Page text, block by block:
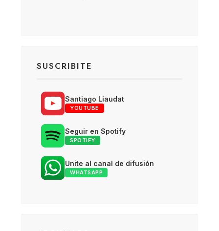
SUSCRIBITE
Santiago Liaudat
YOUTUBE
Seguir en Spotify
SPOTIFY
Unite al canal de difusión
WHATSAPP